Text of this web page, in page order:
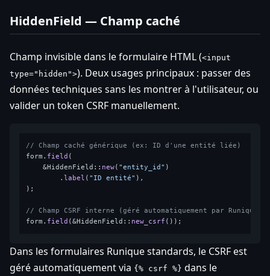
HiddenField — Champ caché
Champ invisible dans le formulaire HTML (<input
type="hidden">). Deux usages principaux : passer des
données techniques sans les montrer à l'utilisateur, ou
valider un token CSRF manuellement.
// Champ caché générique (ex: ID d'une entité liée)
form. field (
    &HiddenField::
new( "entity_id" )
        .
label ( "ID entité" ),
);
// Champ CSRF interne (géré automatiquement par Runique —
form. field (&HiddenField:: new_csrf
Dans les formulaires Runique standards, le CSRF est
géré automatiquement via {% csrf %} dans le